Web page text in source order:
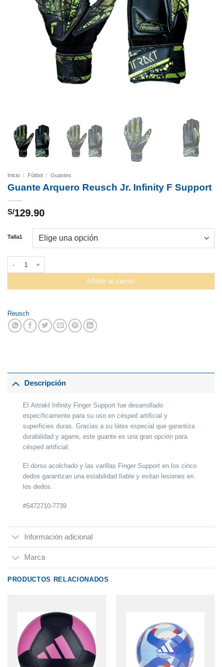
Inicio / Fútbol / Guantes
Guante Arquero Reusch Jr. Infinity F Support
S/129.90
Talla1
Añadir al carrito
Reusch
Descripción
El Attrakt Infinity Finger Supportfue desarrollado
específicamente para su uso en césped artificial y
superficies duras. Gracias a su látex especial que garantiza
durabilidad y agarre, este guante es una gran opción para
césped artificial.
El dorso acolchado y las varillas Finger Supporten los cinco
dedos garantizan una estabilidad fiable y evitan lesiones en
los dedos.
#5472710-7739
Información adicional
Marca
PRODUCTOS RELACIONADOS